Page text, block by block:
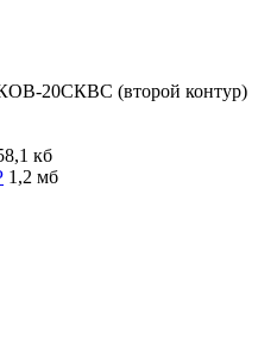
20СКВС (второй контур)
кб
1,2 мб